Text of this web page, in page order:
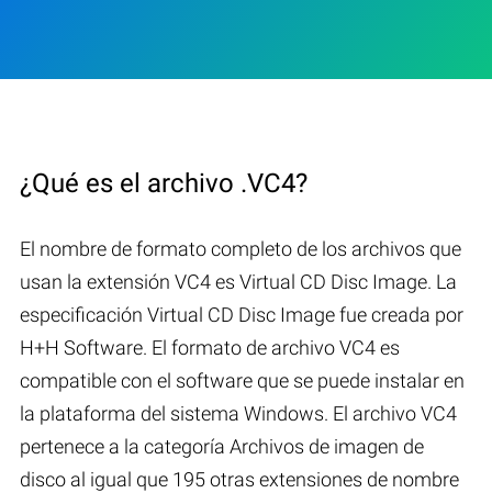
¿Qué es el archivo .VC4?
El nombre de formato completo de los archivos que
usan la extensión VC4 es Virtual CD Disc Image. La
especificación Virtual CD Disc Image fue creada por
H+H Software. El formato de archivo VC4 es
compatible con el software que se puede instalar en
la plataforma del sistema Windows. El archivo VC4
pertenece a la categoría Archivos de imagen de
disco al igual que 195 otras extensiones de nombre